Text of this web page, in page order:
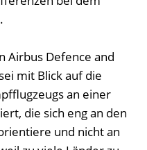
Airbus Defence and
mit Blick auf die
an einer
die sich eng an den
und nicht an